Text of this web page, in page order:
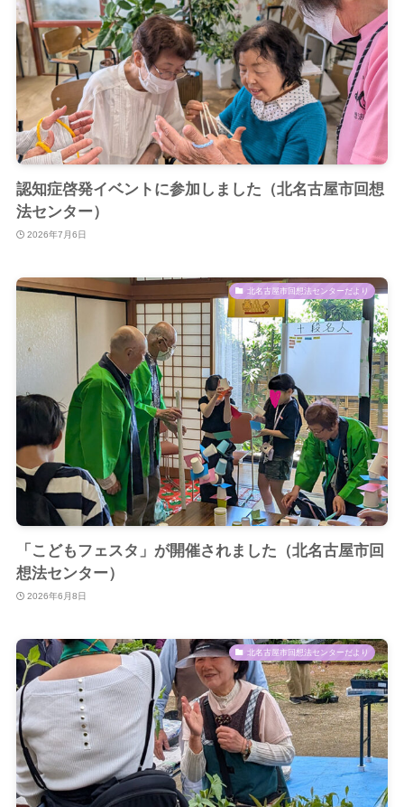
認知症啓発イベントに参加しました（北名古屋市回想
法センター）
2026年7月6日
北名古屋市回想法センターだより
「こどもフェスタ」が開催されました（北名古屋市回
想法センター）
2026年6月8日
北名古屋市回想法センターだより